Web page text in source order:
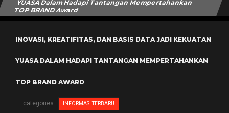
YUASA Dalam Hadapi Tantangan Mempertahankan
TOP BRAND Award
INOVASI, KREATIFITAS, DAN BASIS DATA JADI KEKUATAN
YUASA DALAM HADAPI TANTANGAN MEMPERTAHANKAN
TOP BRAND AWARD
categories : INFORMASI TERBARU